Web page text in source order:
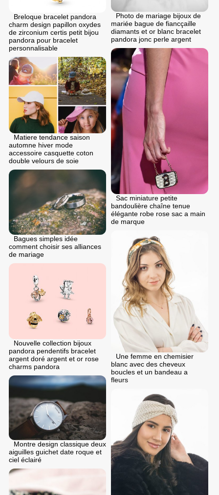
Breloque bracelet pandora
charm design papillon oxydes
de zirconium certis petit bijou
pandora pour bracelet
personnalisable
Photo de mariage bijoux de
mariée bague de fiancçaille
diamants et or blanc bracelet
pandora jonc perle argent
Sac miniature petite
bandoulière chaîne tenue
élégante robe rose sac a main
de marque
Matiere tendance saison
automne hiver mode
accessoire casquette coton
double velours de soie
Bagues simples idée
comment choisir ses alliances
de mariage
Une femme en chemisier
blanc avec des cheveux
boucles et un bandeau a
fleurs
Nouvelle collection bijoux
pandora pendentifs bracelet
argent doré argent et or rose
charms pandora
Montre design classique deux
aiguilles guichet date roque et
ciel éclairé